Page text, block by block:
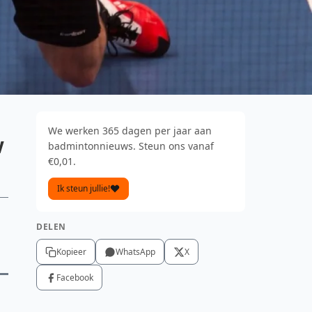
We werken 365 dagen per jaar aan
badmintonnieuws. Steun ons vanaf
€0,01.
Ik steun jullie!
DELEN
Kopieer WhatsApp X
Facebook